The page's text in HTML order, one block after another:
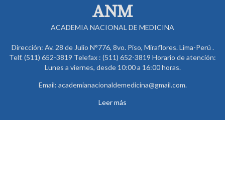
ANM
ACADEMIA NACIONAL DE MEDICINA
Dirección: Av. 28 de Julio N°776, 8vo. Piso, Miraflores. Lima-Perú .
Telf. (511) 652-3819 Telefax : (511) 652-3819 Horario de atención:
Lunes a viernes, desde 10:00 a 16:00 horas.
Email: academianacionaldemedicina@gmail.com.
Leer más